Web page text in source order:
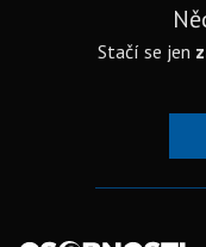
Stačí se jen